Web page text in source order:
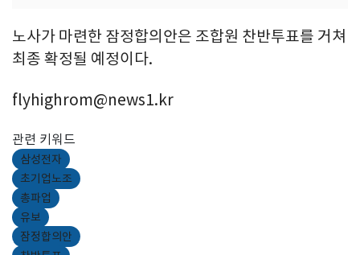
노사가 마련한 잠정합의안은 조합원 찬반투표를 거쳐
최종 확정될 예정이다.
flyhighrom@news1.kr
관련 키워드
삼성전자
초기업노조
총파업
유보
잠정합의안